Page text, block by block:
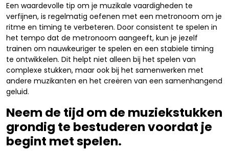
Een waardevolle tip om je muzikale vaardigheden te
verfijnen, is regelmatig oefenen met een metronoom om je
ritme en timing te verbeteren. Door consistent te spelen in
het tempo dat de metronoom aangeeft, kun je jezelf
trainen om nauwkeuriger te spelen en een stabiele timing
te ontwikkelen. Dit helpt niet alleen bij het spelen van
complexe stukken, maar ook bij het samenwerken met
andere muzikanten en het creëren van een samenhangend
geluid.
Neem de tijd om de muziekstukken
grondig te bestuderen voordat je
begint met spelen.